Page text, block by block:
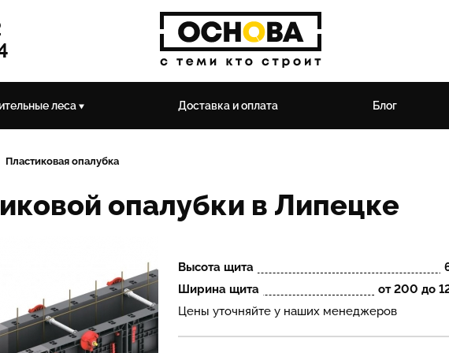
леса Доставка и оплата Блог
Пластиковая опалубка
опалубки в Липецке
Высота щита
Ширина щита
от 200 до
Цены уточняйте у наших менеджеров